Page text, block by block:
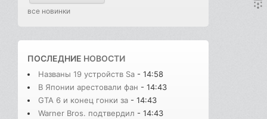
все новинки
ПОСЛЕДНИЕ НОВОСТИ
Названы 19 устройств Sa - 14:58
В Японии арестовали фан - 14:43
GTA 6 и конец гонки за - 14:43
Warner Bros. подтвердил - 14:43